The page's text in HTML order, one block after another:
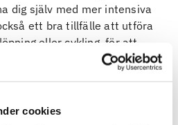
cookies
dig själv med mer intensiva
ett bra tillfälle att utföra
eller cykling, för att
Träning på topp
är som högst, är